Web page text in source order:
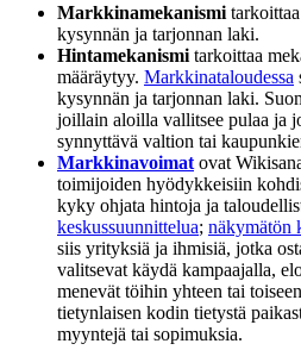
Markkinamekanismi
kysynnän ja tarjonnan laki.
Hintamekanismi tarkoittaa
määräytyy. Markkinataloudessa
kysynnän ja tarjonnan laki.
joillain aloilla vallitsee pulaa ja
synnyttävä valtion tai
Markkinavoimat ovat
toimijoiden hyödykkeisiin
kyky ohjata hintoja ja
keskussuunnittelua; näkymätön
siis yrityksiä ja ihmisiä, jotka
valitsevat käydä kampaajalla,
menevät töihin yhteen tai
tietynlaisen kodin tietystä
myyntejä tai sopimuksia.